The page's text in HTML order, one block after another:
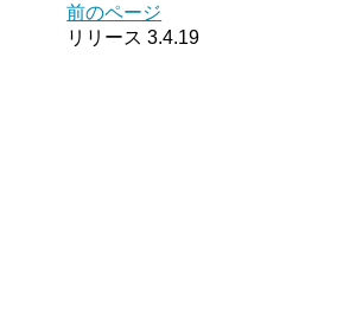
前のページ
リリース 3.4.19